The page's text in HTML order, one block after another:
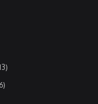
13
produktů
66
produktů